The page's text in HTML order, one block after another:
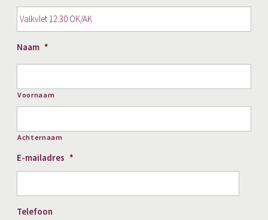
Naam *
Voornaam
Achternaam
E-mailadres *
Telefoon